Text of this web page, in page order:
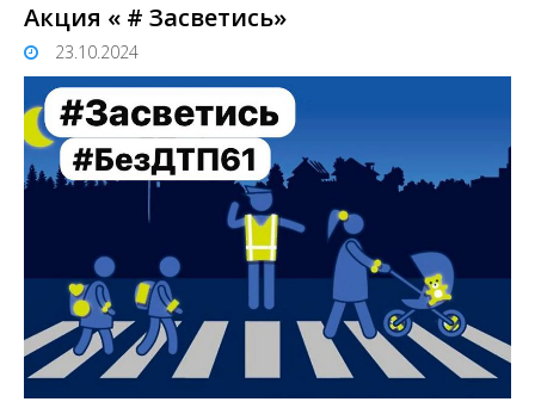
Акция « # Засветись»
23.10.2024